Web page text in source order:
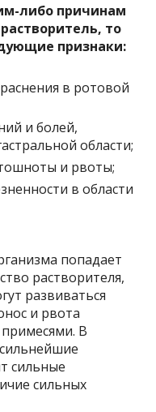
либо причинам
то
признаки:
в ротовой
и болей,
области;
и рвоты;
в области
попадает
растворителя,
развиваться
и рвота
В
сильные
сильных